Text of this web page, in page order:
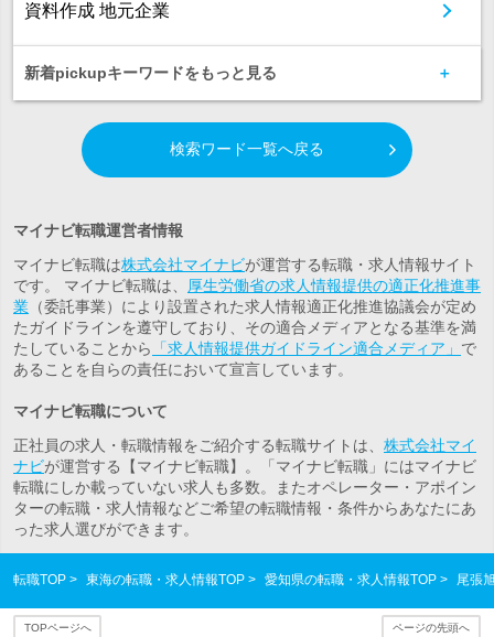
資料作成 地元企業
新着pickupキーワードをもっと見る
検索ワード一覧へ戻る
マイナビ転職運営者情報
マイナビ転職は株式会社マイナビが運営する転職・求人情報サイト
です。 マイナビ転職は、
厚生労働省の求人情報提供の適正化推進事
業 （委託事業）により設置された求人情報適正化推進協議会が定め
たガイドラインを遵守しており、その適合メディアとなる基準を満
たしていることから
「求人情報提供ガイドライン適合メディア」 で
あることを自らの責任において宣言しています。
マイナビ転職について
正社員の求人・転職情報をご紹介する転職サイトは、 株式会社マイ
ナビが運営する【マイナビ転職】。「マイナビ転職」にはマイナビ
転職にしか載っていない求人も多数。またオペレーター・アポイン
ターの転職・求人情報などご希望の転職情報・条件からあなたにあ
った求人選びができます。
転職TOP 東海の転職・求人情報TOP 愛知県の転職・求人情報TOP 尾張
TOPページへ ページの先頭へ